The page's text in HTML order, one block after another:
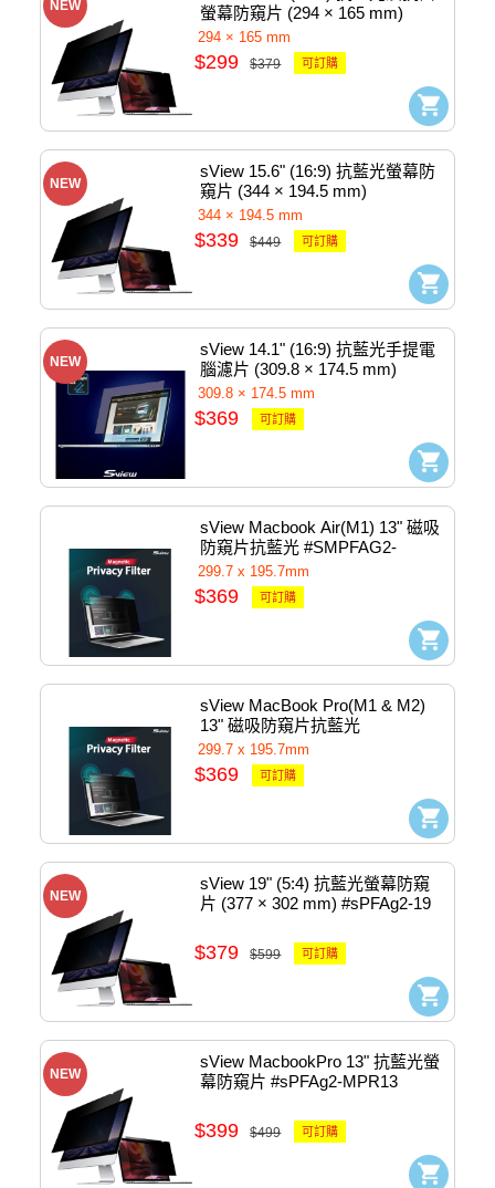
NEW
螢幕防窺片 (294 × 165 mm)
#sPFAg2-13.3w9
294 × 165 mm
$299 $379 可訂購
NEW
sView 15.6" (16:9) 抗藍光螢幕防
窺片 (344 × 194.5 mm)
#sPFAg2-15.6w9
344 × 194.5 mm
$339 $449 可訂購
NEW
sView 14.1" (16:9) 抗藍光手提電
腦濾片 (309.8 × 174.5 mm)
#sbFAg-14.1w9
309.8 × 174.5 mm
$369 可訂購
sView Macbook Air(M1) 13" 磁吸
防窺片抗藍光 #SMPFAG2-
MA13M1
299.7 x 195.7mm
$369 可訂購
sView MacBook Pro(M1 & M2)
13" 磁吸防窺片抗藍光
#SMPFAG2-MP13M1
299.7 x 195.7mm
$369 可訂購
NEW
sView 19" (5:4) 抗藍光螢幕防窺
片 (377 × 302 mm) #sPFAg2-19
$379 $599 可訂購
NEW
sView MacbookPro 13" 抗藍光螢
幕防窺片 #sPFAg2-MPR13
$399 $499 可訂購